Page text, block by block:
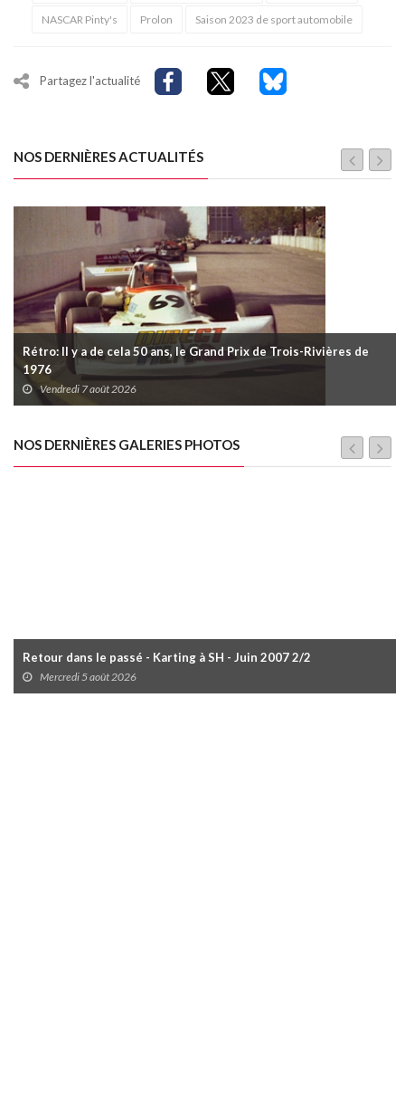
NASCAR Pinty's Prolon Saison 2023 de sport automobile
Partagez l'actualité
NOS DERNIÈRES ACTUALITÉS
Rétro: Il y a de cela 50 ans, le Grand Prix de Trois-Rivières de
1976
Vendredi 7 août 2026
NOS DERNIÈRES GALERIES PHOTOS
Retour dans le passé - Karting à SH - Juin 2007 2/2
Mercredi 5 août 2026